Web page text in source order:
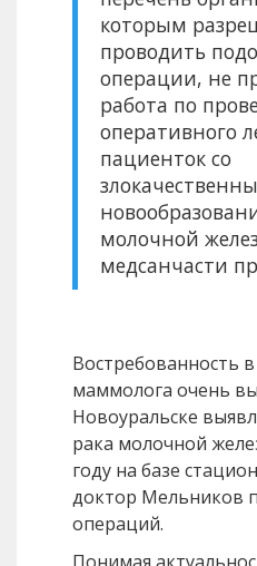
которым
проводить
операции, не
работа по
оперативного
пациенток со
молочной
медсанчасти
Востребованность в
маммолога очень
Новоуральске
рака молочной
году на базе
доктор Мельников
операций.